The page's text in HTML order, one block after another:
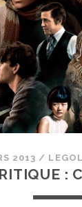
2013 /
: